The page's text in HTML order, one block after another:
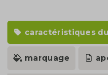
caractéristiques
marquage